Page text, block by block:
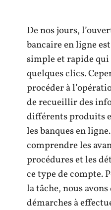
De nos jours,
bancaire en ligne
simple et rapide qui
quelques clics.
procéder à
de recueillir des
différents produits
les banques en
comprendre les
procédures et les
ce type de compte.
la tâche, nous
démarches à